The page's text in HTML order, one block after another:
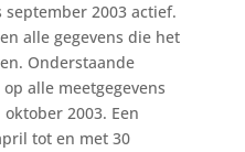
2003 actief.
alle gegevens die het
Onderstaande
alle meetgegevens
2003. Een
tot en met 30